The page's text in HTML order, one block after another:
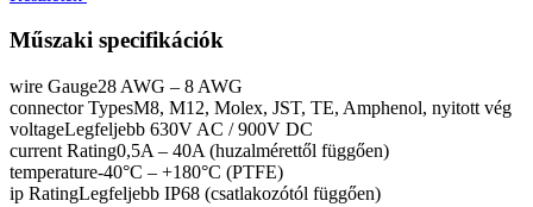
Műszaki specifikációk
wire Gauge28 AWG – 8 AWG
connector TypesM8, M12, Molex, JST, TE, Amphenol, nyitott vég
voltageLegfeljebb 630V AC / 900V DC
current Rating0,5A – 40A (huzalmérettől függően)
temperature-40°C – +180°C (PTFE)
ip RatingLegfeljebb IP68 (csatlakozótól függően)